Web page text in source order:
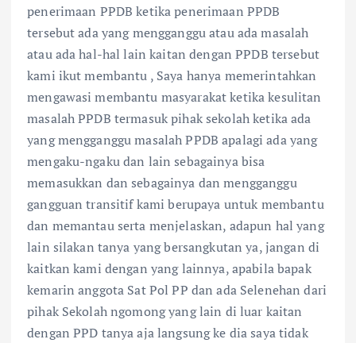
penerimaan PPDB ketika penerimaan PPDB
tersebut ada yang mengganggu atau ada masalah
atau ada hal-hal lain kaitan dengan PPDB tersebut
kami ikut membantu , Saya hanya memerintahkan
mengawasi membantu masyarakat ketika kesulitan
masalah PPDB termasuk pihak sekolah ketika ada
yang mengganggu masalah PPDB apalagi ada yang
mengaku-ngaku dan lain sebagainya bisa
memasukkan dan sebagainya dan mengganggu
gangguan transitif kami berupaya untuk membantu
dan memantau serta menjelaskan, adapun hal yang
lain silakan tanya yang bersangkutan ya, jangan di
kaitkan kami dengan yang lainnya, apabila bapak
kemarin anggota Sat Pol PP dan ada Selenehan dari
pihak Sekolah ngomong yang lain di luar kaitan
dengan PPD tanya aja langsung ke dia saya tidak